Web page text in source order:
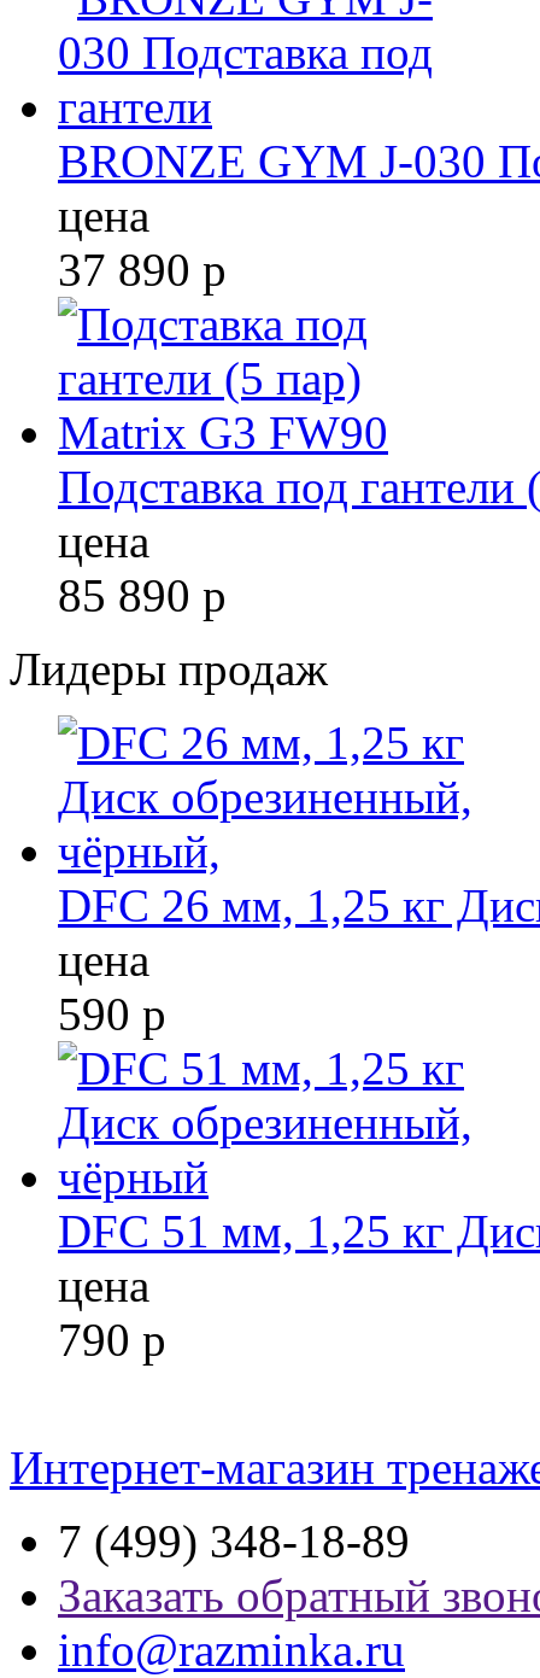
BRONZE GYM J-030
цена
37 890 р
Подставка под
цена
85 890 р
Лидеры продаж
DFC 26 мм, 1,25 кг
цена
590 р
DFC 51 мм, 1,25 кг
цена
790 р
Интернет-магазин
7 (499) 348-18-89
Заказать обратный
info@razminka.ru